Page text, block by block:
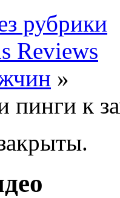
рубрики
Reviews
»
пинги к